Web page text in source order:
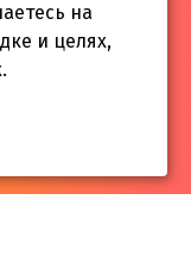
на
и целях,